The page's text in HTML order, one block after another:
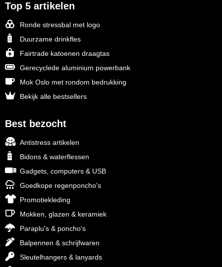
Top 5 artikelen
Ronde stressbal met logo
Duurzame drinkfles
Fairtrade katoenen draagtas
Gerecyclede aluminium powerbank
Mok Oslo met rondom bedrukking
Bekijk alle bestsellers
Best bezocht
Antistress artikelen
Bidons & waterflessen
Gadgets, computers & USB
Goedkope regenponcho's
Promotiekleding
Mokken, glazen & keramiek
Paraplu's & poncho's
Balpennen & schrijfwaren
Sleutelhangers & lanyards